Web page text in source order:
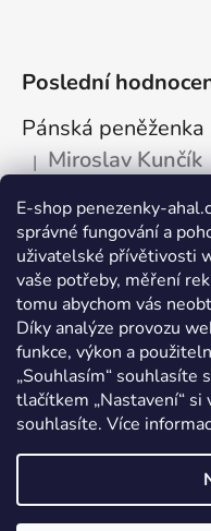
E-shop penezenky-
správné fungování a
uživatelské přívětivosti
vaše potřeby, měření
tomu abychom vás
Díky analýze provozu
funkce, výkon a
„Souhlasím“ souhlasíte
tlačítkem „Nastavení“
souhlasíte. Více
Poslední
Pánská
Hodnocení produktu je
| Miroslav Kunčík
OK
Kožená
Hodnocení produktu je
| Vlastimil Šajtar
Spokojený ,rychle a
Kožená
Hodnocení produktu je
| Katarína